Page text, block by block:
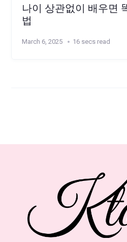
나이 상관없이 배우면
법
March 6, 2025 16 secs read